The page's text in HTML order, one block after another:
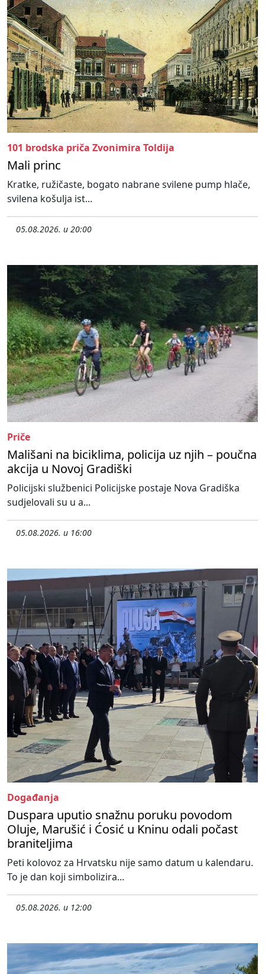
101 brodska priča Zvonimira Toldija
Mali princ
Kratke, ružičaste, bogato nabrane svilene pump hlače,
svilena košulja ist...
05.08.2026. u 20:00
Priče
Mališani na biciklima, policija uz njih – poučna
akcija u Novoj Gradiški
Policijski službenici Policijske postaje Nova Gradiška
sudjelovali su u a...
05.08.2026. u 16:00
Događanja
Duspara uputio snažnu poruku povodom
Oluje, Marušić i Ćosić u Kninu odali počast
braniteljima
Peti kolovoz za Hrvatsku nije samo datum u kalendaru.
To je dan koji simbolizira...
05.08.2026. u 12:00